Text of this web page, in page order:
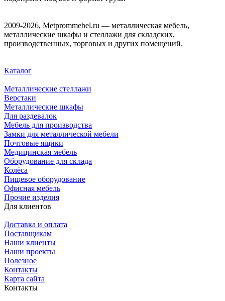
2009-2026, Metprommebel.ru — металлическая мебель,
металлические шкафы и стеллажи для складских,
производственных, торговых и других помещений.
Каталог
Металлические стеллажи
Верстаки
Металлические шкафы
Для раздевалок
Мебель для производства
Замки для металлической мебели
Почтовые ящики
Медицинская мебель
Оборудование для склада
Колёса
Пищевое оборудование
Офисная мебель
Прочие изделия
Для клиентов
Доставка и оплата
Поставщикам
Наши клиенты
Наши проекты
Полезное
Контакты
Карта сайта
Контакты